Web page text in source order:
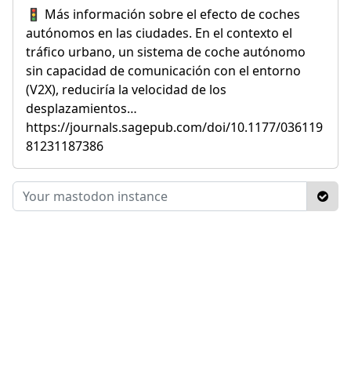
🚦 Más información sobre el efecto de coches
autónomos en las ciudades. En el contexto el
tráfico urbano, un sistema de coche autónomo
sin capacidad de comunicación con el entorno
(V2X), reduciría la velocidad de los
desplazamientos…
https://journals.sagepub.com/doi/10.1177/036119
81231187386